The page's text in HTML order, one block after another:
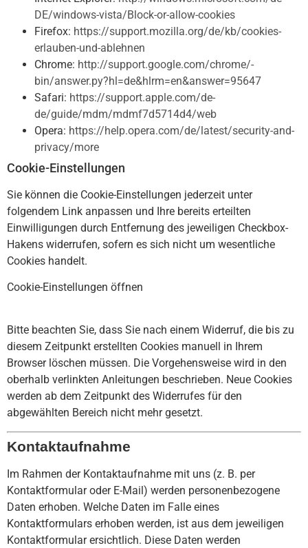
DE/windows-vista/­Block-or-allow-cookies
Firefox: https://support.mozilla.org­/de/kb/cookies-
erlauben-und-ablehnen
Chrome: http://support.google.com/chrome/­
bin/answer.py?hl=de&hlrm=en&answer=95647
Safari: https://support.apple.com/de-
de/guide/mdm/mdmf7d5714d4/web
Opera: https://help.opera.com/de/latest/­security-and-
privacy/more
Cookie-Einstellungen
Sie können die Cookie-Einstellungen jederzeit unter
folgendem Link anpassen und Ihre bereits erteilten
Einwilligungen durch Entfernung des jeweiligen Checkbox-
Hakens widerrufen, sofern es sich nicht um wesentliche
Cookies handelt.
Cookie-Einstellungen öffnen
Bitte beachten Sie, dass Sie nach einem Widerruf, die bis zu
diesem Zeitpunkt erstellten Cookies manuell in Ihrem
Browser löschen müssen. Die Vorgehensweise wird in den
oberhalb verlinkten Anleitungen beschrieben. Neue Cookies
werden ab dem Zeitpunkt des Widerrufes für den
abgewählten Bereich nicht mehr gesetzt.
Kontaktaufnahme
Im Rahmen der Kontaktaufnahme mit uns (z. B. per
Kontaktformular oder E-Mail) werden personenbezogene
Daten erhoben. Welche Daten im Falle eines
Kontaktformulars erhoben werden, ist aus dem jeweiligen
Kontaktformular ersichtlich. Diese Daten werden